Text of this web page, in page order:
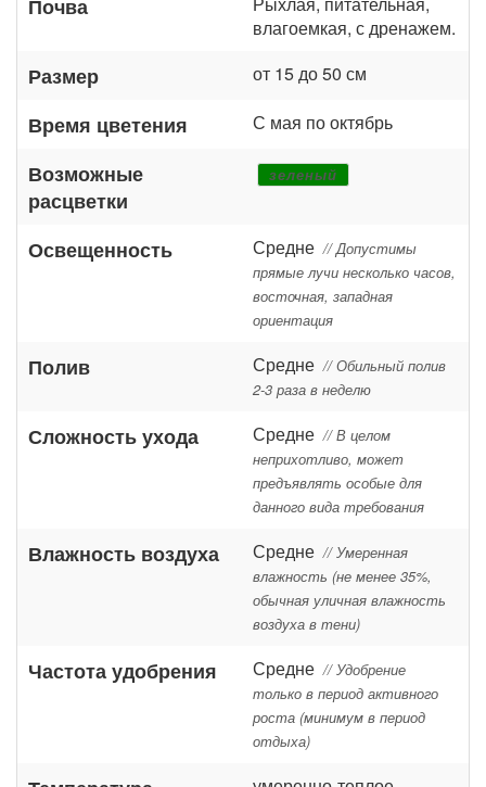
Почва
влагоемкая, с дренажем.
Размер от 15 до 50 см
Время цветения С мая по октябрь
Возможные
расцветки
зеленый
Освещенность Средне // Допустимы
прямые лучи несколько часов,
восточная, западная
ориентация
Полив Средне // Обильный полив
2-3 раза в неделю
Сложность ухода Средне // В целом
неприхотливо, может
предъявлять особые для
данного вида требования
Влажность воздуха Средне // Умеренная
влажность (не менее 35%,
обычная уличная влажность
воздуха в тени)
Частота удобрения Средне // Удобрение
только в период активного
роста (минимум в период
отдыха)